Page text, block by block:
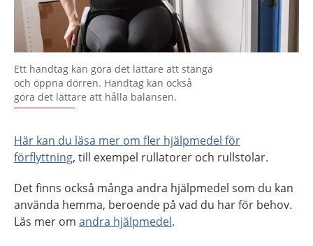
Ett handtag kan göra det lättare att stänga
och öppna dörren. Handtag kan också
göra det lättare att hålla balansen.
Här kan du läsa mer om fler hjälpmedel för
förflyttning, till exempel rullatorer och rullstolar.
Det finns också många andra hjälpmedel som du kan
använda hemma, beroende på vad du har för behov.
Läs mer om andra hjälpmedel.